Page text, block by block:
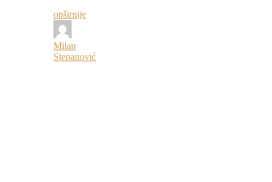
opširnije
Milan
Stepanović